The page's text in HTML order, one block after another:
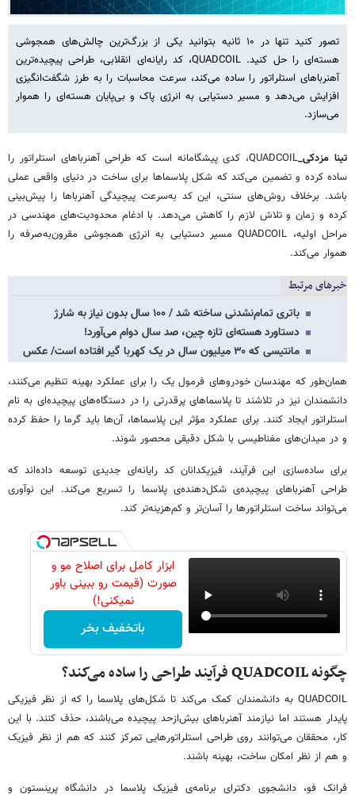
تصور کنید تنها در ۱۰ ثانیه بتوانید یکی از بزرگ‌ترین چالش‌های همجوشی
هسته‌ای را حل کنید. QUADCOIL، کد رایانه‌ای انقلابی، طراحی پیچیده‌ترین
آهنرباهای استلراتور را ساده می‌کند، سرعت محاسبات را به طرز شگفت‌انگیزی
افزایش می‌دهد و مسیر دستیابی به انرژی پاک و بی‌پایان هسته‌ای را هموار
می‌سازد.
تینا مزدکی_
QUADCOIL، کدی پیشگامانه است که طراحی آهنرباهای استلراتور را
ساده کرده و تضمین می‌کند که شکل پلاسماها برای ساخت در دنیای واقعی عملی
باشد. برخلاف روش‌های سنتی، این کد به‌سرعت پیچیدگی آهنرباها را پیش‌بینی
کرده و زمان و تلاش لازم را کاهش می‌دهد. با ادغام محدودیت‌های مهندسی در
مراحل اولیه، QUADCOIL مسیر دستیابی به انرژی همجوشی مقرون‌به‌صرفه را
هموار می‌کند.
خبرهای مرتبط
باتری تمام‌نشدنی ساخته شد / ۱۰۰ سال بدون نیاز به شارژ
دستاورد هسته‌ای تازه چین، صد سال دوام می‌آورد!
مانتیسی که ۳۰ میلیون سال در یک کهربا گیر افتاده است/ عکس
همان‌طور که مهندسان خودروهای فرمول یک را برای عملکرد بهینه تنظیم می‌کنند،
دانشمندان نیز در تلاشند تا پلاسماهای پرقدرتی را در دستگاه‌های پیچیده‌ای به نام
استلراتور ایجاد کنند. برای عملکرد مؤثر این پلاسماها، آن‌ها باید گرما را حفظ کرده
و در میدان‌های مغناطیسی با شکل دقیقی محصور شوند.
برای ساده‌سازی این فرآیند، فیزیکدانان کد رایانه‌ای جدیدی توسعه داده‌اند که
طراحی آهنرباهای پیچیده‌ی شکل‌دهنده‌ی پلاسما را تسریع می‌کند. این نوآوری
می‌تواند ساخت استلراتورها را آسان‌تر و کم‌هزینه‌تر کند.
ابزار کامل برای اصلاح مو و
صورت (قیمت رو ببینی باور
نمیکنی!)
باتخفیف بخر
چگونه QUADCOIL فرآیند طراحی را ساده می‌کند؟
QUADCOIL به دانشمندان کمک می‌کند تا شکل‌های پلاسما را که از نظر فیزیکی
پایدار هستند اما نیازمند آهنرباهای بیش‌ازحد پیچیده می‌باشند، حذف کنند. با این
کار، محققان می‌توانند روی طراحی استلراتورهایی تمرکز کنند که هم از نظر فیزیک
و هم از نظر امکان ساخت، بهینه باشند.
فرانک فو، دانشجوی دکترای برنامه‌ی فیزیک پلاسما در دانشگاه پرینستون و